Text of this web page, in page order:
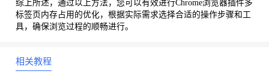
综上所述，通过以上方法，您可以有效进行Chrome浏览器插件多
标签页内存占用的优化，根据实际需求选择合适的操作步骤和工
具，确保浏览过程的顺畅进行。
相关教程